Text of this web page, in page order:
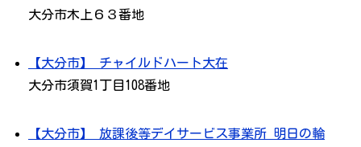
大分市木上６３番地
【大分市】 チャイルドハート大在
大分市須賀1丁目108番地
【大分市】 放課後等デイサービス事業所 明日の輪